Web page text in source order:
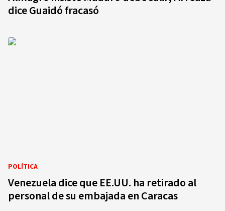
dice Guaidó fracasó
POLÍTICA
Venezuela dice que EE.UU. ha retirado al
personal de su embajada en Caracas